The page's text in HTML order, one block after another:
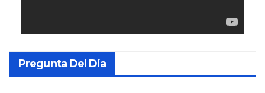
Pregunta Del Día